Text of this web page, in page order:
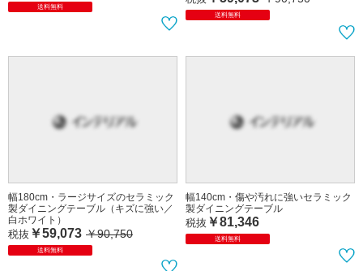
送料無料
送料無料
幅180cm・ラージサイズのセラミック
製ダイニングテーブル（キズに強い／
白ホワイト）
税抜 ￥59,073 ￥90,750
送料無料
幅140cm・傷や汚れに強いセラミック
製ダイニングテーブル
税抜 ￥81,346
送料無料